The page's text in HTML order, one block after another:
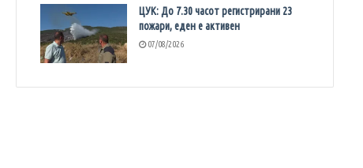
ЦУК: До 7.30 часот регистрирани 23
пожари, еден е активен
07/08/2026